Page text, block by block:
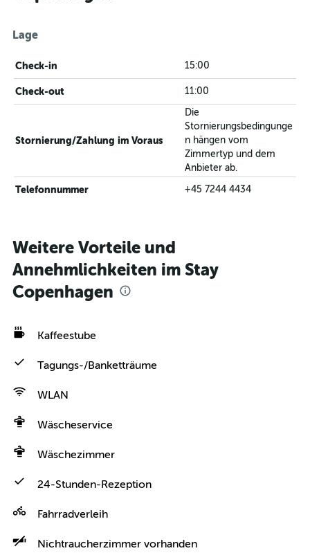
Lage
Check-in 15:00
Check-out 11:00
Stornierung/Zahlung im Voraus
Die
Stornierungsbedingunge
n hängen vom
Zimmertyp und dem
Anbieter ab.
Telefonnummer +45 7244 4434
Weitere Vorteile und
Annehmlichkeiten im Stay
Copenhagen
Kaffeestube
Tagungs-/Banketträume
WLAN
Wäscheservice
Wäschezimmer
24-Stunden-Rezeption
Fahrradverleih
Nichtraucherzimmer vorhanden